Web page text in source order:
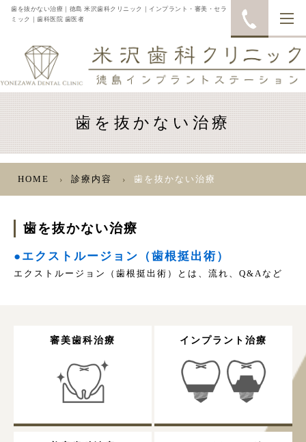
歯を抜かない治療｜徳島 米沢歯科クリニック｜インプラント・審美・セラ
ミック｜歯科医院 歯医者
歯を抜かない治療
HOME 診療内容 歯を抜かない治療
歯を抜かない治療
●エクストルージョン（歯根挺出術）
エクストルージョン（歯根挺出術）とは、流れ、Q&Aなど
審美歯科治療 インプラント治療